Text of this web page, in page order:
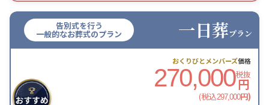
告別式を行う
一般的なお葬式のプラン 一日葬プラン
おくりびとメンバーズ価格
270,000税抜
円
(税込297,000円)